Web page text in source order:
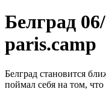
Белград
paris.camp
Белград становится
поймал себя на том,